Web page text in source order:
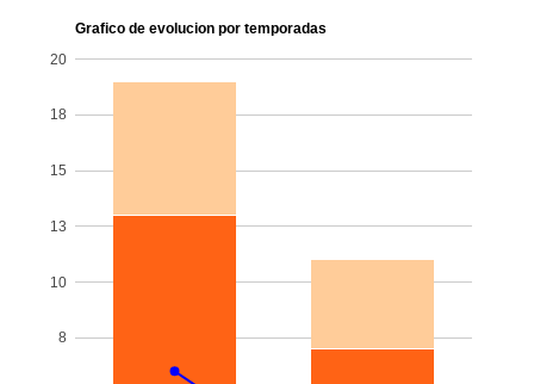
Grafico de evolucion por temporadas
8
10
13
15
18
20